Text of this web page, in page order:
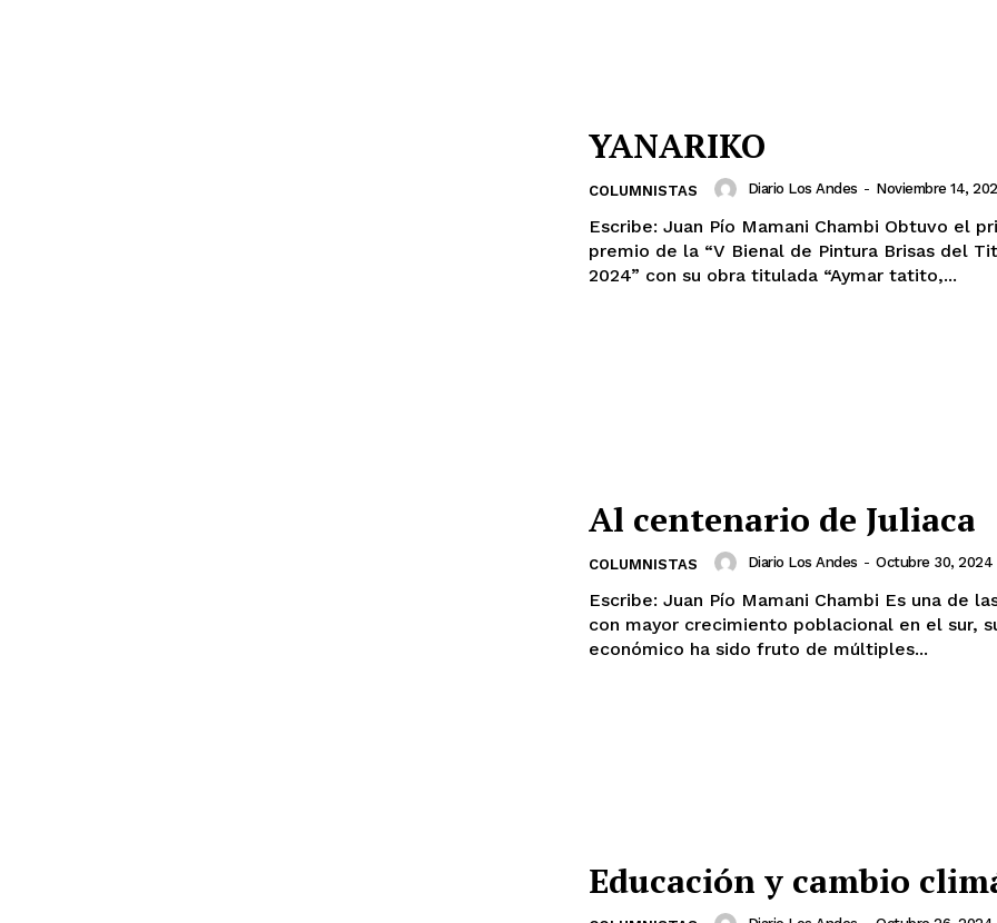
Diario los Andes
Nosotros
Contacto
Prensa
YANARIKO
COLUMNISTAS Diario Los Andes - Noviembre 14,
Escribe: Juan Pío Mamani Chambi Obtuvo el primer
premio de la “V Bienal de Pintura Brisas del
2024” con su obra titulada “Aymar tatito,...
Al centenario de Juliaca
COLUMNISTAS Diario Los Andes - Octubre 30, 2024
Escribe: Juan Pío Mamani Chambi Es una de las ciudades
con mayor crecimiento poblacional en el sur,
económico ha sido fruto de múltiples...
Educación y cambio